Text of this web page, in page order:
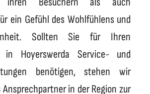
ein Gefühl des Wohlfühlens und
Sollten Sie für Ihren
in Hoyerswerda Service- und
benötigen, stehen wir
in der Region zur